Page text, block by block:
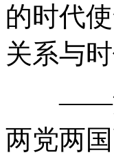
的时代
关系与
——深
两党两